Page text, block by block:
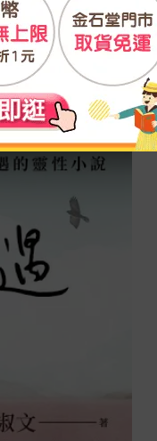
每一個人都擁有成為生
全部生命的信息，都通